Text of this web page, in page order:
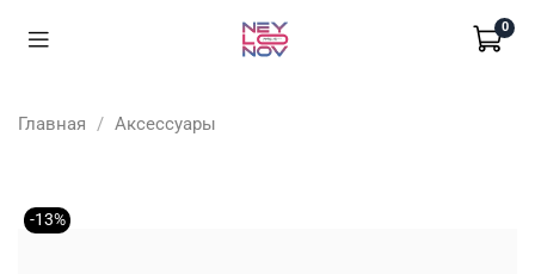
0
Главная Аксессуары
-13%